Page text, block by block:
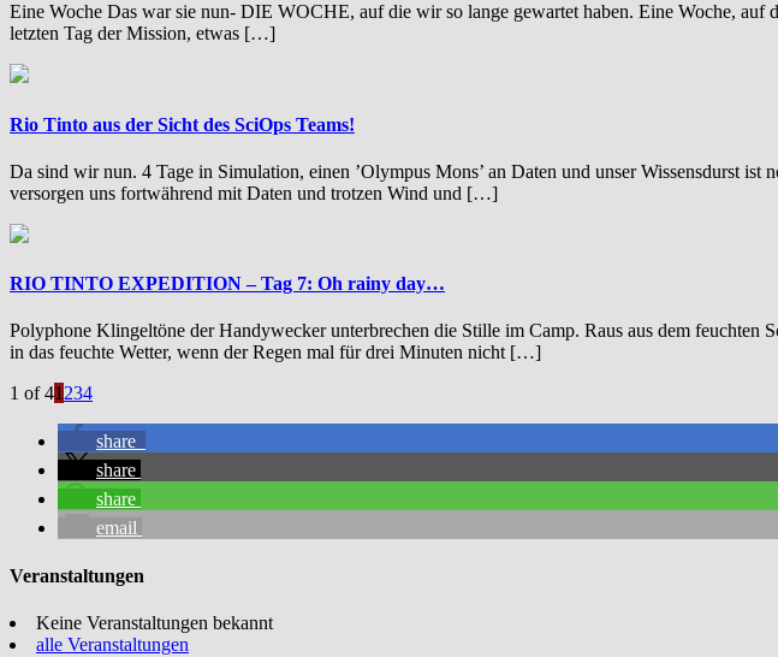
Eine Woche Das war sie nun- DIE WOCHE, auf die wir so lange gewartet haben. Eine Woche,
letzten Tag der Mission, etwas […]
Rio Tinto aus der Sicht des SciOps Teams!
Da sind wir nun. 4 Tage in Simulation, einen ’Olympus Mons’ an Daten und unser Wissensdurst
versorgen uns fortwährend mit Daten und trotzen Wind und […]
RIO TINTO EXPEDITION – Tag 7: Oh rainy day…
Polyphone Klingeltöne der Handywecker unterbrechen die Stille im Camp. Raus aus dem
in das feuchte Wetter, wenn der Regen mal für drei Minuten nicht […]
1 of 41234
share
share
share
email
Veranstaltungen
Keine Veranstaltungen bekannt
alle Veranstaltungen